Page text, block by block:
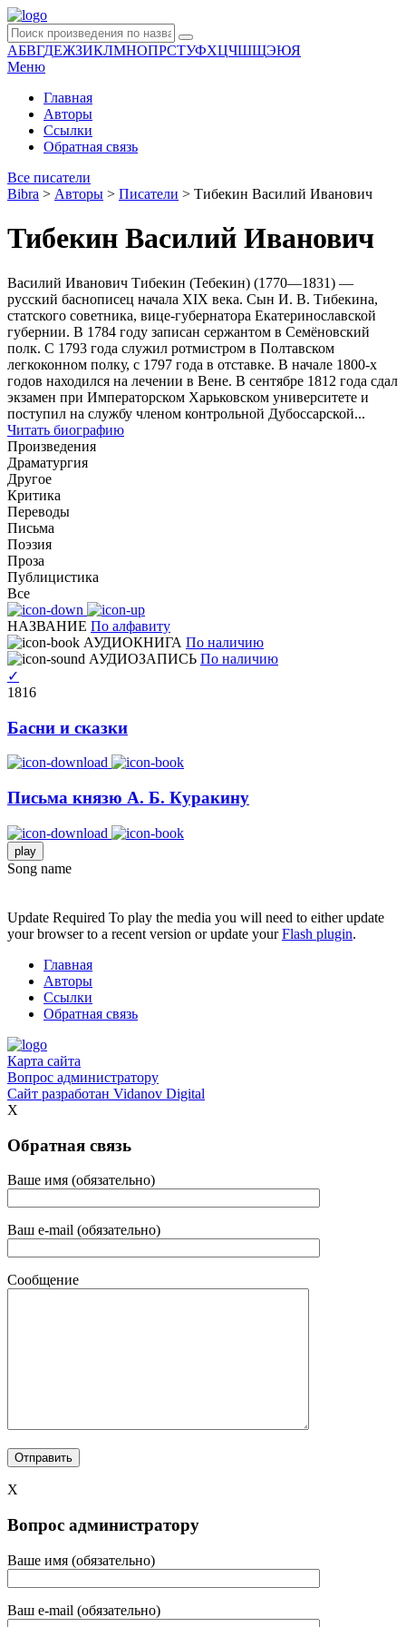
АБВГДЕЖЗИКЛМНОПРСТУФХЦЧШЩЭЮЯ
Меню
Главная
Авторы
Ссылки
Обратная связь
Все писатели
Bibra > Авторы > Писатели > Тибекин Василий Иванович
Тибекин Василий Иванович
Василий Иванович Тибекин (Тебекин) (1770—1831) —
русский баснописец начала XIX века. Сын И. В. Тибекина,
статского советника, вице-губернатора Екатеринославской
губернии. В 1784 году записан сержантом в Семёновский
полк. С 1793 года служил ротмистром в Полтавском
легкоконном полку, с 1797 года в отставке. В начале 1800-х
годов находился на лечении в Вене. В сентябре 1812 года сдал
экзамен при Императорском Харьковском университете и
поступил на службу членом контрольной Дубоссарской...
Читать биографию
Произведения
Драматургия
Другое
Критика
Переводы
Письма
Поэзия
Проза
Публицистика
Все
НАЗВАНИЕ По алфавиту
АУДИОКНИГА По наличию
АУДИОЗАПИСЬ По наличию
✓
1816
Басни и сказки
Письма князю А. Б. Куракину
play
Song name
Update Required To play the media you will need to either update
your browser to a recent version or update yourFlash plugin.
Главная
Авторы
Ссылки
Обратная связь
Карта сайта
Вопрос администратору
Сайт разработан Vidanov Digital
X
Обратная связь
Ваше имя (обязательно)
Ваш e-mail (обязательно)
Сообщение
X
Вопрос администратору
Ваше имя (обязательно)
Ваш e-mail (обязательно)